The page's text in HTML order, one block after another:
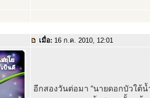
เมื่อ: 16 ก.ค. 2010, 12:01
อีกสองวันต่อมา “นายดอกบัวใต้น้